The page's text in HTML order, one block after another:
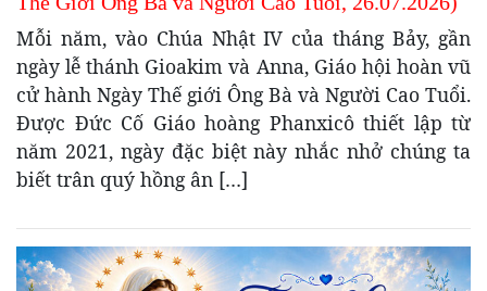
Mỗi năm, vào Chúa Nhật IV của tháng Bảy, gần
ngày lễ thánh Gioakim và Anna, Giáo hội hoàn vũ
cử hành Ngày Thế giới Ông Bà và Người Cao Tuổi.
Được Đức Cố Giáo hoàng Phanxicô thiết lập từ
năm 2021, ngày đặc biệt này nhắc nhở chúng ta
biết trân quý hồng ân […]